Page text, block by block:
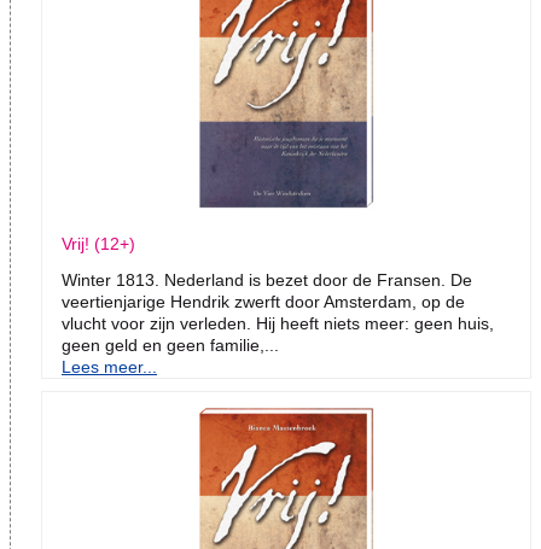
Vrij! (12+)
Winter 1813. Nederland is bezet door de Fransen. De
veertienjarige Hendrik zwerft door Amsterdam, op de
vlucht voor zijn verleden. Hij heeft niets meer: geen huis,
geen geld en geen familie,...
Lees meer...